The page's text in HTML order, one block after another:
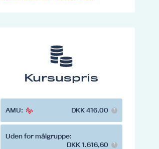
Kursuspris
AMU: DKK 416,00
Uden for målgruppe:
DKK 1.616,60